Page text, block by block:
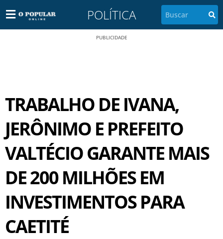
POLÍTICA
PUBLICIDADE
TRABALHO DE IVANA,
JERÔNIMO E PREFEITO
VALTÉCIO GARANTE MAIS
DE 200 MILHÕES EM
INVESTIMENTOS PARA
CAETITÉ